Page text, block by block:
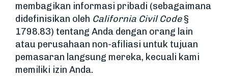
membagikan informasi pribadi (sebagaimana
didefinisikan oleh California Civil Code§
1798.83) tentang Anda dengan orang lain
atau perusahaan non-afiliasi untuk tujuan
pemasaran langsung mereka, kecuali kami
memiliki izin Anda.